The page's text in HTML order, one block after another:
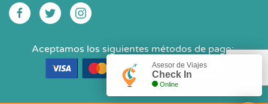
Aceptamos los siguientes métodos de pago:
Asesor de Viajes
Check In
Online